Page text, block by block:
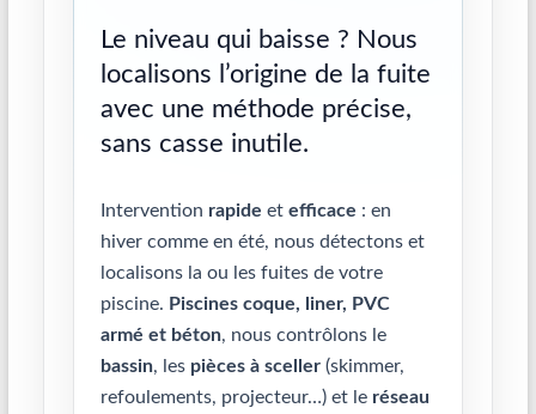
Le niveau qui baisse ? Nous
localisons l’origine de la fuite
avec une méthode précise,
sans casse inutile.
Intervention rapide et efficace : en
hiver comme en été, nous détectons et
localisons la ou les fuites de votre
piscine. Piscines coque, liner, PVC
armé et béton, nous contrôlons le
bassin, les pièces à sceller(skimmer,
refoulements, projecteur…) et le réseau